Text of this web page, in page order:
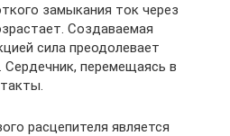
замыкания ток через
Создаваемая
сила преодолевает
перемещаясь в
расцепителя является